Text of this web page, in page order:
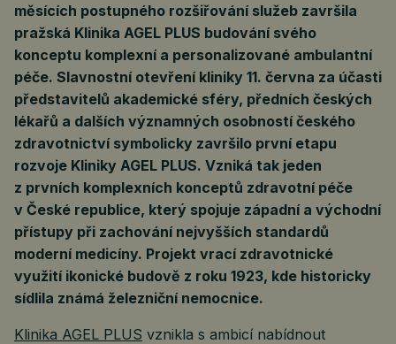
měsících postupného rozšiřování služeb završila
pražská Klinika AGEL PLUS budování svého
konceptu komplexní a personalizované ambulantní
péče. Slavnostní otevření kliniky 11. června za účasti
představitelů akademické sféry, předních českých
lékařů a dalších významných osobností českého
zdravotnictví symbolicky završilo první etapu
rozvoje Kliniky AGEL PLUS. Vzniká tak jeden
z prvních komplexních konceptů zdravotní péče
v České republice, který spojuje západní a východní
přístupy při zachování nejvyšších standardů
moderní medicíny. Projekt vrací zdravotnické
využití ikonické budově z roku 1923, kde historicky
sídlila známá železniční nemocnice.
Klinika AGEL PLUS vznikla s ambicí nabídnout